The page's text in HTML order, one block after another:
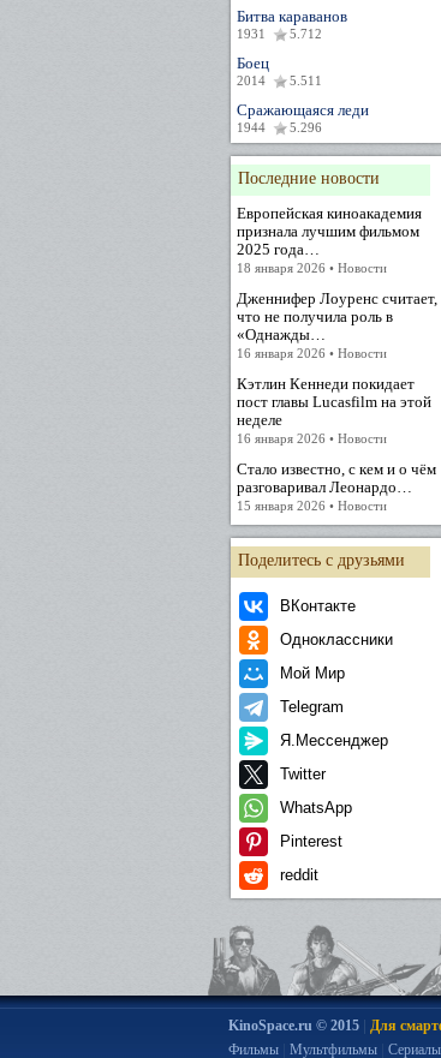
Битва караванов
1931 5.712
Боец
2014 5.511
Сражающаяся леди
1944 5.296
Последние новости
Европейская киноакадемия
признала лучшим фильмом
2025 года…
18 января 2026 • Новости
Дженнифер Лоуренс считает,
что не получила роль в
«Однажды…
16 января 2026 • Новости
Кэтлин Кеннеди покидает
пост главы Lucasfilm на этой
неделе
16 января 2026 • Новости
Стало известно, с кем и о чём
разговаривал Леонардо…
15 января 2026 • Новости
Поделитесь с друзьями
ВКонтакте
Одноклассники
Мой Мир
Telegram
Я.Мессенджер
Twitter
WhatsApp
Pinterest
reddit
KinoSpace.ru © 2015| Для
Фильмы| Мультфильмы| Сериалы|